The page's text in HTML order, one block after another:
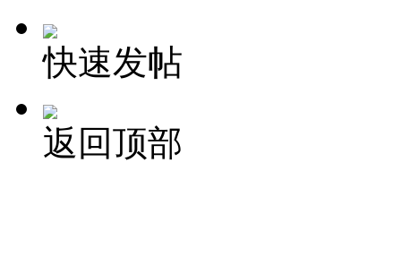
快速发帖
返回顶部